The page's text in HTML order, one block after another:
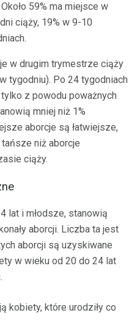
59% ma miejsce w
ciąży, 19% w 9-10
w drugim trymestrze ciąży
tygodniu). Po 24 tygodniach
z powodu poważnych
mniej niż 1%
aborcje są łatwiejsze,
niż aborcje
ciąży.
lat i młodsze, stanowią
aborcji. Liczba ta jest
aborcji są uzyskiwane
w wieku od 20 do 24 lat
kobiety, które urodziły co